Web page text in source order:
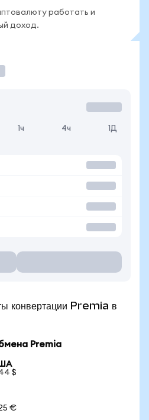
работать и
доход.
1ч 4ч 1Д
конвертации Premia в
Premia
$
€